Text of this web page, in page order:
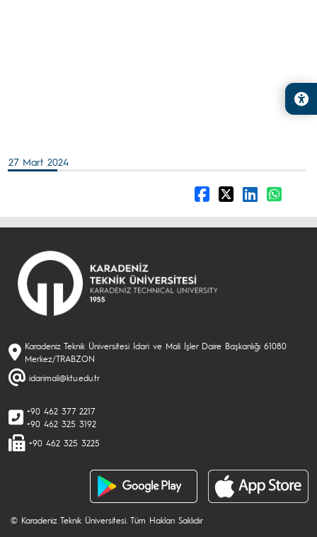
27 Mart 2024
Karadeniz Teknik Üniversitesi İdari ve Mali İşler Daire Başkanlığı 61080
Merkez/TRABZON
idarimali@ktu.edu.tr
+90 462 377 2217
+90 462 325 3192
+90 462 325 3225
© Karadeniz Teknik Üniversitesi. Tüm Hakları Saklıdır